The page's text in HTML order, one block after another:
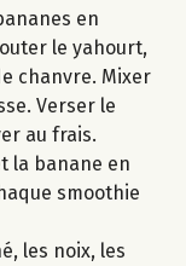
en
le yahourt,
chanvre. Mixer
Verser le
au frais.
la banane en
smoothie
les noix, les